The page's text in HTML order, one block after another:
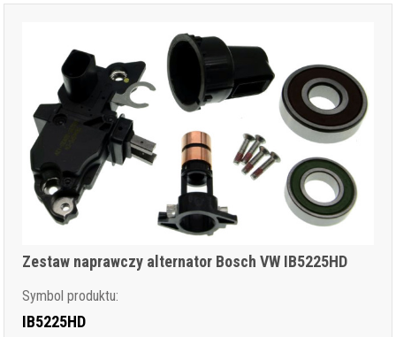
Zestaw naprawczy alternator Bosch VW IB5225HD
Symbol produktu:
IB5225HD